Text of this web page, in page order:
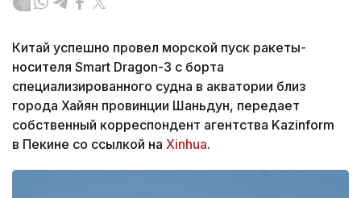
Китай успешно провел морской пуск ракеты-
носителя Smart Dragon-3 с борта
специализированного судна в акватории близ
города Хайян провинции Шаньдун, передает
собственный корреспондент агентства Kazinform
в Пекине со ссылкой на Xinhua.